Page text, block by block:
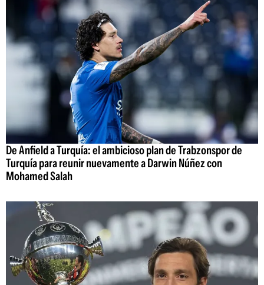
De Anfield a Turquía: el ambicioso plan de Trabzonspor de
Turquía para reunir nuevamente a Darwin Núñez con
Mohamed Salah